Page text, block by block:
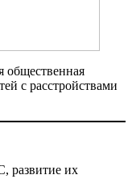
общественная
с расстройствами
развитие их